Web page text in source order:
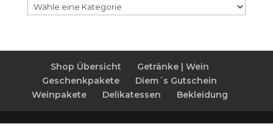
Shop Übersicht
Getränke | Wein
Geschenkpakete
Diem´s Gutschein
Weinpakete
Delikatessen Bekleidung